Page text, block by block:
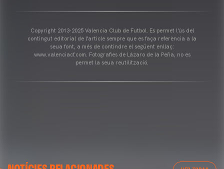
Copyright 2013-2025 Valencia Club de Futbol. Es permet l'ús del
contingut editorial de l'article sempre que es faça referència a la
seua font, a més de contindre el següent enllaç:
www.valenciacf.com. Fotografies de Lázaro de la Peña, no es
permet la seua reutilització.